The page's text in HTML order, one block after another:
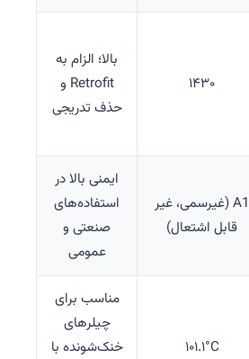
۱۴۳۰
بالا؛ الزام به
Retrofit و
حذف تدریجی
A1 (غیرسمی، غیر
قابل اشتعال)
ایمنی بالا در
استفاده‌های
صنعتی و
عمومی
۱۰۱.۱°C
مناسب برای
چیلرهای
خنک‌شونده با